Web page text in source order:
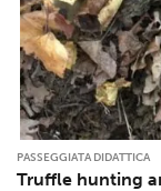
PASSEGGIATA DIDATTICA
Truffle hunting